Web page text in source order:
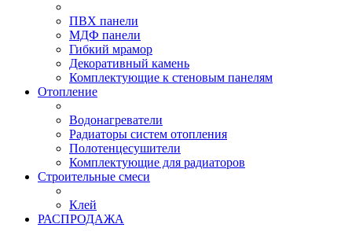
ПВХ панели
МДФ панели
Гибкий мрамор
Декоративный камень
Комплектующие к стеновым панелям
Отопление
Водонагреватели
Радиаторы систем отопления
Полотенцесушители
Комплектующие для радиаторов
Строительные смеси
Клей
РАСПРОДАЖА